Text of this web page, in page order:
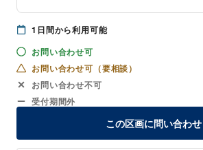
1 日間から利用可能
お問い合わせ可
お問い合わせ可（要相談）
お問い合わせ不可
受付期間外
この区画に問い合わせ